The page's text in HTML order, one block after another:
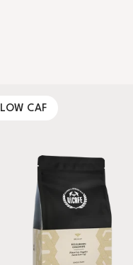
LOW CAF